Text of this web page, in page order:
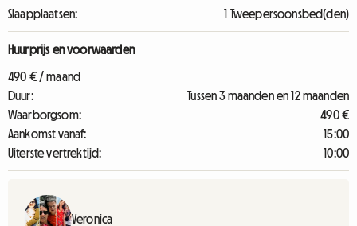
Slaapplaatsen:
1 Tweepersoonsbed(den)
Huurprijs en voorwaarden
490 € / maand
Duur:
Tussen 3 maanden en 12 maanden
Waarborgsom:
490 €
Aankomst vanaf:
15:00
Uiterste vertrektijd:
10:00
Veronica